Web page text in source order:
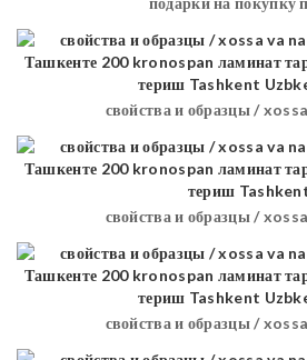
свойства и образцы /
свойства и образцы /
свойства и образцы /